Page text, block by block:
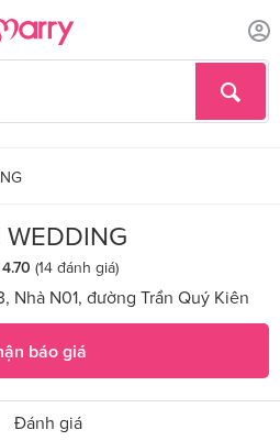
WEDDING
4.70 (14 đánh giá)
Nhà N01, đường Trần Quý Kiên
báo giá
Đánh giá